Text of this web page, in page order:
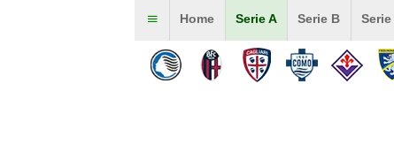
Home Serie A Serie B Serie